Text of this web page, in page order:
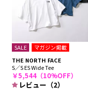
SALE
マガジン掲載
THE NORTH FACE
S／S ES Wide Tee
￥5,544（10%OFF）
レビュー（2）